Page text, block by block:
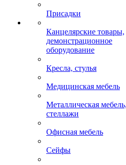
Специальные жидкости
Шприцы для масла и
комплектующие
демонстрационное
Кресла, стулья
Медицинская мебель
Металлическая мебель,